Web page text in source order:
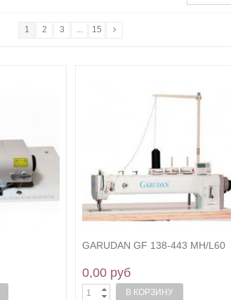
1 2 3 ... 15
GARUDAN GF 138-443 MH/L60
0,00 руб
В КОРЗИНУ